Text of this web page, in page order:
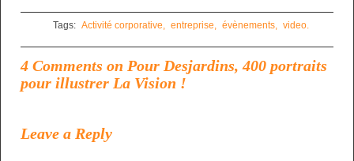
Tags: Activité corporative, entreprise, évènements, video.
4 Comments on Pour Desjardins, 400 portraits
pour illustrer La Vision !
Leave a Reply